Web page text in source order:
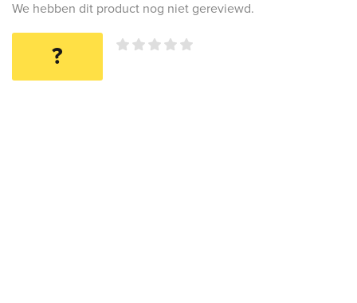
We hebben dit product nog niet gereviewd.
?